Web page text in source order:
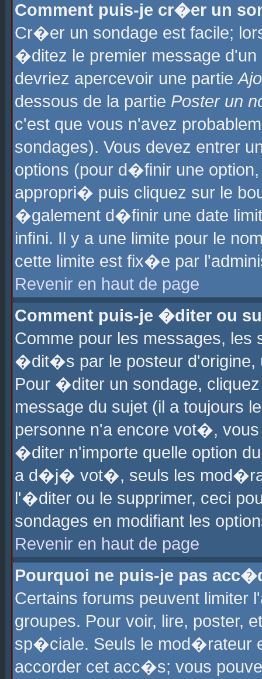
Comment puis-je cr�er un
Cr�er un sondage est facile;
�ditez le premier message
devriez apercevoir une partie
dessous de la partie Poster un
c'est que vous n'avez
sondages). Vous devez entrer
options (pour d�finir une
appropri� puis cliquez sur le
�galement d�finir une date
infini. Il y a une limite pour le
cette limite est fix�e par
Revenir en haut de page
Comment puis-je �diter ou
Comme pour les messages,
�dit�s par le posteur d'origine,
Pour �diter un sondage,
message du sujet (il a toujours
personne n'a encore vot�,
�diter n'importe quelle option
a d�j� vot�, seuls les
l'�diter ou le supprimer, ceci
sondages en modifiant les
Revenir en haut de page
Pourquoi ne puis-je pas
Certains forums peuvent
groupes. Pour voir, lire, poster,
sp�ciale. Seuls le mod�rateur
accorder cet acc�s; vous